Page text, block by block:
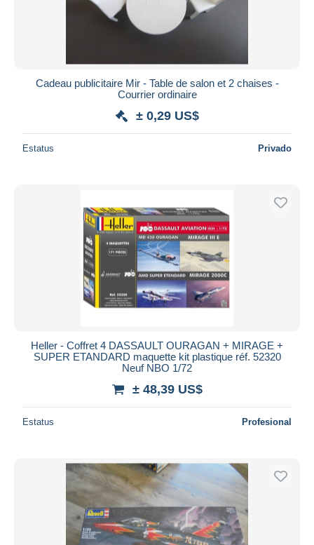
Cadeau publicitaire Mir - Table de salon et 2 chaises -
Courrier ordinaire
± 0,29 US$
Estatus Privado
Heller - Coffret 4 DASSAULT OURAGAN + MIRAGE +
SUPER ETANDARD maquette kit plastique réf. 52320
Neuf NBO 1/72
± 48,39 US$
Estatus Profesional